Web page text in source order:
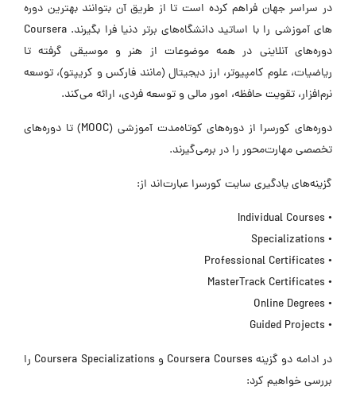
در سراسر جهان فراهم کرده است تا از طریق آن بتوانند بهترین دوره
های آموزشی را با اساتید دانشگاه‌های برتر دنیا فرا بگیرند. Coursera
دوره‌های آنلاینی در همه موضوعات از هنر و موسیقی گرفته تا
ریاضیات، علوم کامپیوتر، ارز دیجیتال (مانند فارکس و کریپتو)، توسعه
نرم‌افزار، تقویت حافظه، امور مالی و توسعه فردی، ارائه می‌کند.
دوره‌های کورسرا از دوره‌های کوتاه‌مدت آموزشی (MOOC) تا دوره‌های
تخصصی مهارت‌محور را در برمی‌گیرند.
گزینه‌های یادگیری سایت کورسرا عبارت‌اند از:
• Individual Courses
• Specializations
• Professional Certificates
• MasterTrack Certificates
• Online Degrees
• Guided Projects
در ادامه دو گزینه Coursera Courses و Coursera Specializations را
بررسی خواهیم کرد: